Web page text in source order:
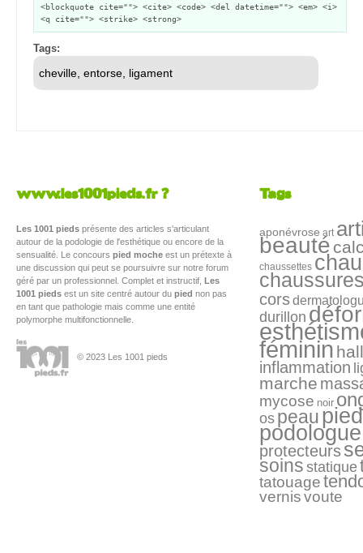
<blockquote cite=""> <cite> <code> <del datetime=""> <em> <i>
<q cite=""> <strike> <strong>
Tags:
www.les1001pieds.fr ?
Les 1001 pieds présente des articles s'articulant
autour de la podologie de l'esthétique ou encore de la
sensualité. Le concours pied moche est un prétexte à
une discussion qui peut se poursuivre sur notre forum
géré par un professionnel. Complet et instructif, Les
1001 pieds est un site centré autour du pied non pas
en tant que pathologie mais comme une entité
polymorphe multifonctionnelle.
© 2023 Les 1001 pieds
Tags
aponévrose art
beauté
chaussettes
cors
durillon
féminin
inflammation
marche
mycose noir
ospeaupied
podologue
protecteurs
soins statique
tatouage
vernisvoute